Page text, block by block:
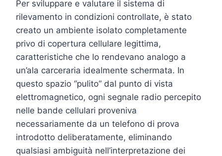
Per sviluppare e valutare il sistema di
rilevamento in condizioni controllate, è stato
creato un ambiente isolato completamente
privo di copertura cellulare legittima,
caratteristiche che lo rendevano analogo a
un’ala carceraria idealmente schermata. In
questo spazio “pulito” dal punto di vista
elettromagnetico, ogni segnale radio percepito
nelle bande cellulari proveniva
necessariamente da un telefono di prova
introdotto deliberatamente, eliminando
qualsiasi ambiguità nell’interpretazione dei